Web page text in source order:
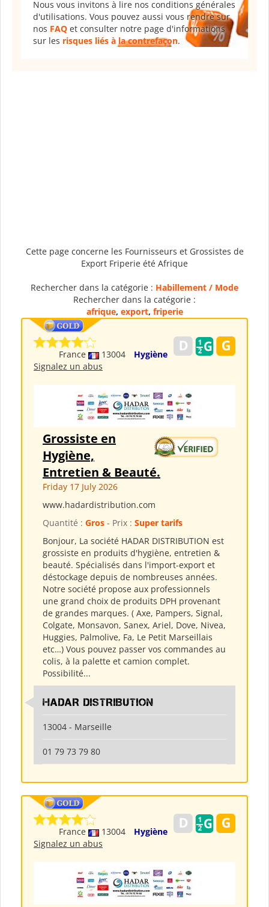
Nous vous invitons à lire nos conditions générales
d'utilisations. Vous pouvez aussi vous rendre sur
nos FAQ et consulter notre page d'informations
sur les risques liés à la contrefaçon.
Cette page concerne les Fournisseurs et Grossistes de
Export Friperie été Afrique
Rechercher dans la catégorie : Habillement / Mode
Rechercher dans la catégorie :
afrique, export, friperie
France 13004
Hygiène
Signalez un abus
Grossiste en
Hygiène,
Entretien & Beauté.
Friday 17 July 2026
www.hadardistribution.com
Quantité : Gros - Prix : Super tarifs
Bonjour, La société HADAR DISTRIBUTION est
grossiste en produits d'hygiène, entretien &
beauté. Spécialisés dans l'import-export et
déstockage depuis de nombreuses années.
Notre société propose aux professionnels
une grand choix de produits DPH provenant
de grandes marques. ( Axe, Pampers, Signal,
Colgate, Monsavon, Sanex, Ariel, Dove, Nivea,
Huggies, Palmolive, Fa, Le Petit Marseillais
etc…) Vous pouvez passer vos commandes au
colis, à la palette et camion complet.
Possibilité...
HADAR DISTRIBUTION
13004 - Marseille
01 79 73 79 80
France 13004
Hygiène
Signalez un abus